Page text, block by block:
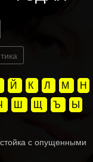
Й К Л М
Н
Ш Щ Ъ
Ы
стойка с опущенными